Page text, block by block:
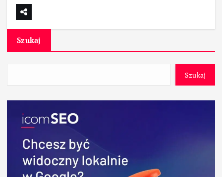
Szukaj
Szukaj